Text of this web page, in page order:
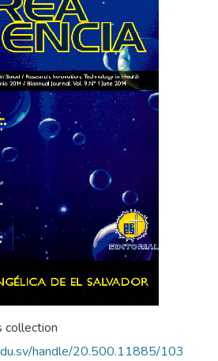
collection
handle/20.500.11885/103